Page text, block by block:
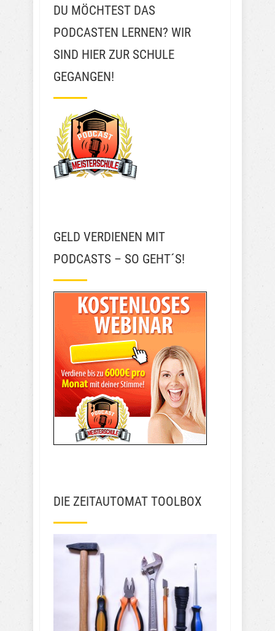
DU MÖCHTEST DAS
PODCASTEN LERNEN? WIR
SIND HIER ZUR SCHULE
GEGANGEN!
GELD VERDIENEN MIT
PODCASTS – SO GEHT´S!
DIE ZEITAUTOMAT TOOLBOX